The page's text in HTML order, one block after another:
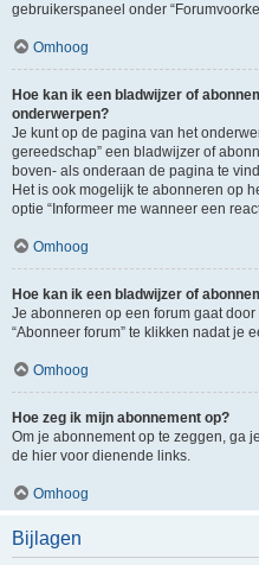
gebruikerspaneel onder
Omhoog
Hoe kan ik een bladwijzer of
onderwerpen?
Je kunt op de pagina van het
gereedschap” een bladwijzer of
boven- als onderaan de pagina te
Het is ook mogelijk te abonneren op
optie “Informeer me wanneer een
Omhoog
Hoe kan ik een bladwijzer of
Je abonneren op een forum gaat
“Abonneer forum” te klikken nadat je
Omhoog
Hoe zeg ik mijn abonnement op?
Om je abonnement op te zeggen, ga
de hier voor dienende links.
Omhoog
Bijlagen